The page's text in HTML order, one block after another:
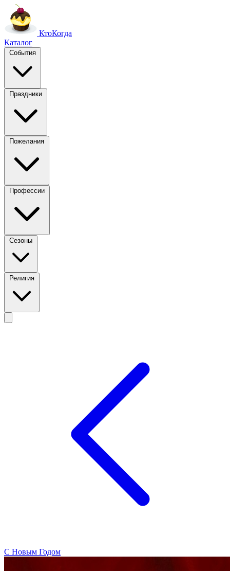
КтоКогда
Каталог
События
Праздники
Пожелания
Профессии
Сезоны
Религия
C Новым Годом